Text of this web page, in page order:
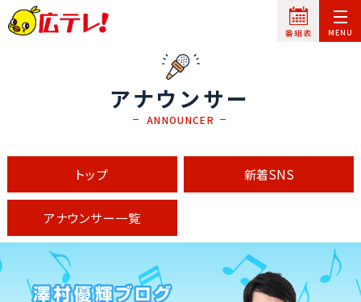
アナウンサー
ANNOUNCER
トップ 新着SNS
アナウンサー一覧